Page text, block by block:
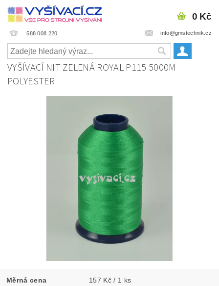
588 008 220 info@gmstechnik.cz
0 Kč
VYŠÍVACÍ NIT ZELENÁ ROYAL P115 5000M
POLYESTER
Měrná cena 157 Kč / 1 ks